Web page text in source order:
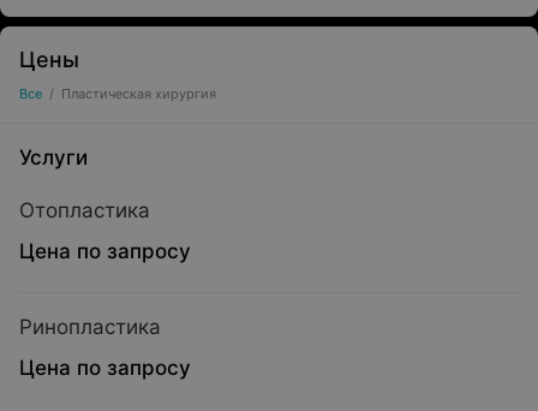
Цены
Все / Пластическая хирургия
Услуги
Отопластика
Цена по запросу
Ринопластика
Цена по запросу